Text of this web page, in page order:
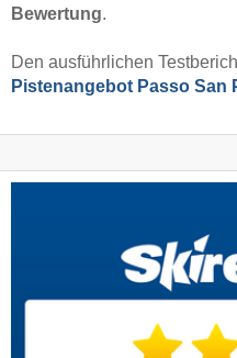
Bewertung.
Den ausführlichen
Pistenangebot Passo San